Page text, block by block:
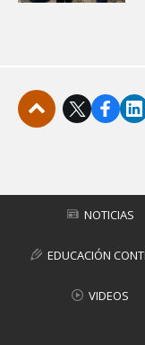
NOTICIAS
EDUCACIÓN
VIDEOS